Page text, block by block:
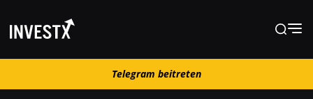
Telegram beitreten
Telegram beitreten